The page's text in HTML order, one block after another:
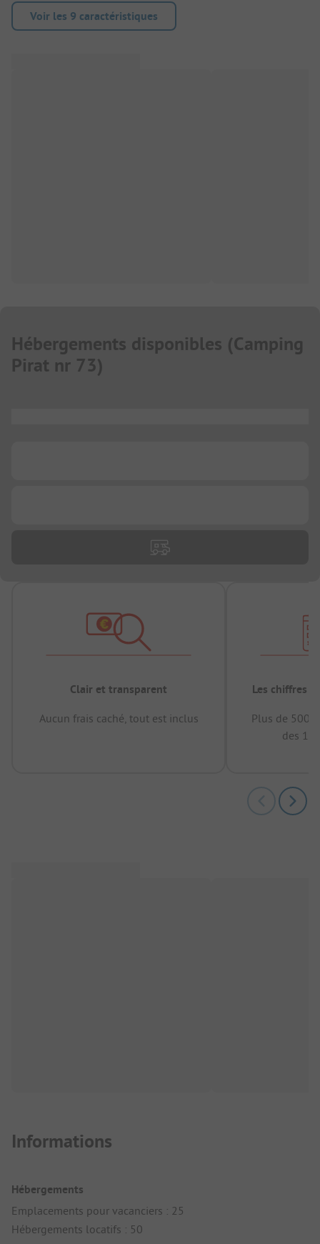
Voir les 9 caractéristiques
Hébergements disponibles (Camping
Pirat nr 73)
Clair et transparent
Aucun frais caché, tout est inclus
Les chiffres
Plus de
des 12
Informations
Hébergements
Emplacements pour vacanciers : 25
Hébergements locatifs : 50